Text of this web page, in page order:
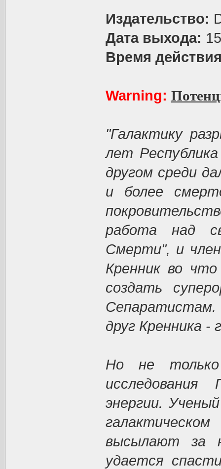
Издательство:
Дата выхода:
Время
Warning:
"Галактику
лет
другом среди
и более
работа над
Смерти", и
Кренник во
создать
Сепаратистам.
друг Кренника -
Но не только
энергии.
высылают за
удается